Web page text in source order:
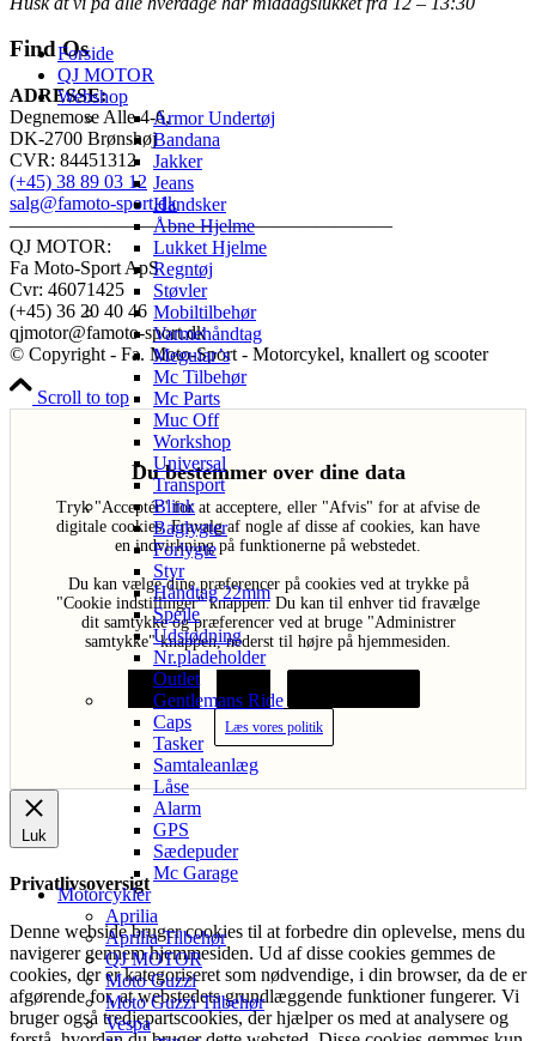
Forside
QJ MOTOR
Webshop
Armor Undertøj
Bandana
Jakker
Jeans
Handsker
Åbne Hjelme
Lukket Hjelme
Regntøj
Støvler
Mobiltilbehør
Varmehåndtag
Meguiar’s
Mc Tilbehør
Mc Parts
Muc Off
Workshop
Universal
Transport
Blink
Baglygter
Forlygte
Styr
Håndtag 22mm
Spejle
Udstødning
Nr.pladeholder
Outlet
Gentlemans Ride
Caps
Tasker
Samtaleanlæg
Låse
Alarm
GPS
Sædepuder
Mc Garage
Motorcykler
Aprilia
Aprilia Tilbehør
QJ MOTOR
Moto Guzzi
Moto Guzzi Tilbehør
Vespa
Find Os
ADRESSE:
Degnemose Alle 4-6,
DK-2700 Brønshøj
CVR: 84451312
(+45) 38 89 03 12
salg@famoto-sport.dk
————————————————————
QJ MOTOR:
Fa Moto-Sport ApS
Cvr: 46071425
(+45) 36 20 40 46
qjmotor@famoto-sport.dk
© Copyright - Fa. Moto-Sport - Motorcykel, knallert og scooter
Scroll to top
Du bestemmer over dine data
Tryk "Acceptér" for at acceptere, eller "Afvis" for at afvise de
digitale cookies. Fravalg af nogle af disse af cookies, kan have
en indvirkning på funktionerne på webstedet.
Du kan vælge dine præferencer på cookies ved at trykke på
"Cookie indstillinger" knappen. Du kan til enhver tid fravælge
dit samtykke og præferencer ved at bruge "Administrer
samtykke" knappen, nederst til højre på hjemmesiden.
Acceptér
Læs vores politik
Luk
Privatlivsoversigt
Denne webside bruger cookies til at forbedre din oplevelse, mens du
navigerer gennem hjemmesiden. Ud af disse cookies gemmes de
cookies, der er kategoriseret som nødvendige, i din browser, da de er
afgørende for, at webstedets grundlæggende funktioner fungerer. Vi
bruger også tredjepartscookies, der hjælper os med at analysere og